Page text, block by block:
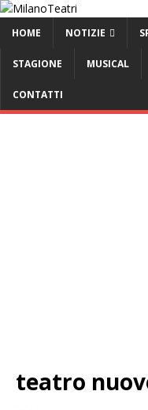
HOME NOTIZIE
STAGIONE MUSICAL
CONTATTI
teatro